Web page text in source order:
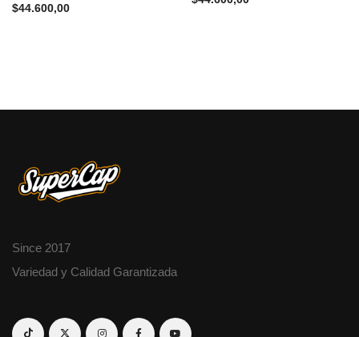
$44.600,00
Since 2017
Variedad y Calidad Garantizada